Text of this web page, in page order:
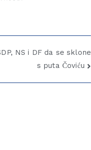
NS i DF da se sklone
s puta Čoviću